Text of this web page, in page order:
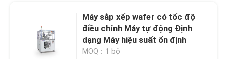
Máy sắp xếp wafer có tốc độ
điều chỉnh Máy tự động Định
dạng Máy hiệu suất ổn định
MOQ：1 bộ